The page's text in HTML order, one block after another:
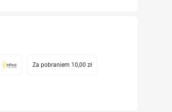
Za pobraniem 10,00 zł